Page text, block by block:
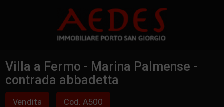
Villa a Fermo - Marina Palmense -
contrada abbadetta
Vendita Cod. A500